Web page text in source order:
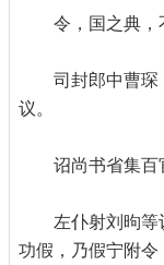
令，国之典，
司封郎中曹
议。
诏尚书省集百
左仆射刘昫等
功假，乃假宁附